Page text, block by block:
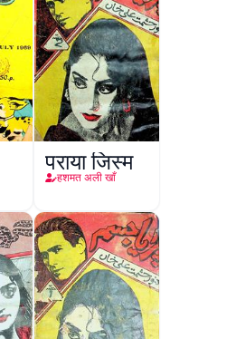
पराया जिस्म
हशमत अली खाँ